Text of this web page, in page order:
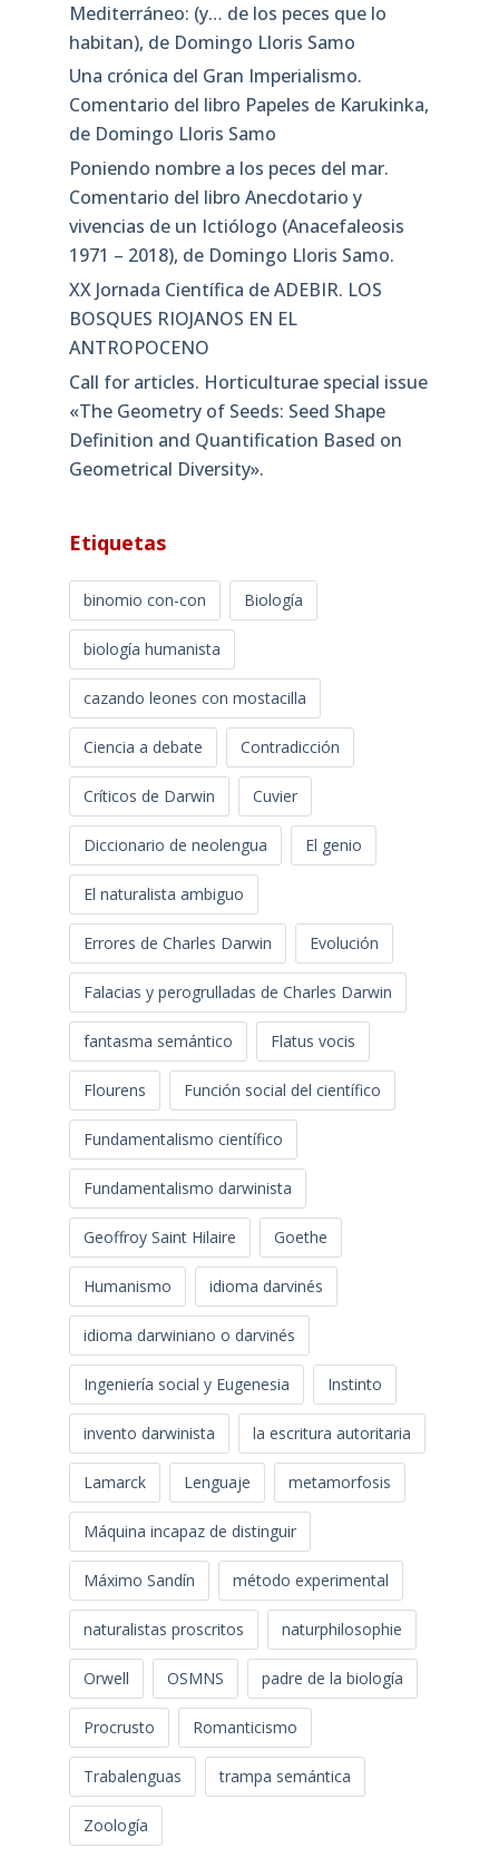
Mediterráneo: (y… de los peces que lo
habitan), de Domingo Lloris Samo
Una crónica del Gran Imperialismo.
Comentario del libro Papeles de Karukinka,
de Domingo Lloris Samo
Poniendo nombre a los peces del mar.
Comentario del libro Anecdotario y
vivencias de un Ictiólogo (Anacefaleosis
1971 – 2018), de Domingo Lloris Samo.
XX Jornada Científica de ADEBIR. LOS
BOSQUES RIOJANOS EN EL
ANTROPOCENO
Call for articles. Horticulturae special issue
«The Geometry of Seeds: Seed Shape
Definition and Quantification Based on
Geometrical Diversity»​.
Etiquetas
binomio con-con Biología
biología humanista
cazando leones con mostacilla
Ciencia a debate Contradicción
Críticos de Darwin Cuvier
Diccionario de neolengua El genio
El naturalista ambiguo
Errores de Charles Darwin Evolución
Falacias y perogrulladas de Charles Darwin
fantasma semántico Flatus vocis
Flourens Función social del científico
Fundamentalismo científico
Fundamentalismo darwinista
Geoffroy Saint Hilaire Goethe
Humanismo idioma darvinés
idioma darwiniano o darvinés
Ingeniería social y Eugenesia Instinto
invento darwinista la escritura autoritaria
Lamarck Lenguaje metamorfosis
Máquina incapaz de distinguir
Máximo Sandín método experimental
naturalistas proscritos naturphilosophie
Orwell OSMNS padre de la biología
Procrusto Romanticismo
Trabalenguas trampa semántica
Zoología